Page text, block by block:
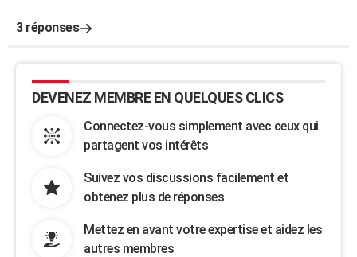
3 réponses
DEVENEZ MEMBRE EN QUELQUES CLICS
Connectez-vous simplement avec ceux qui
partagent vos intérêts
Suivez vos discussions facilement et
obtenez plus de réponses
Mettez en avant votre expertise et aidez les
autres membres